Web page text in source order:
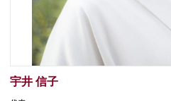
宇井 信子